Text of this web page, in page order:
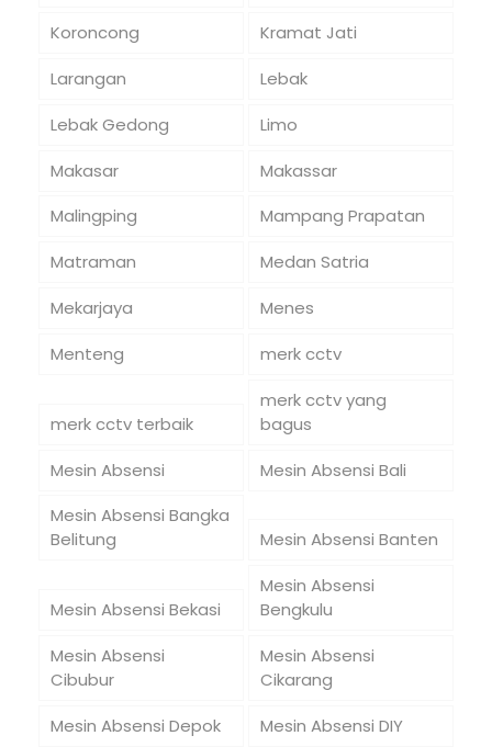
Koroncong
Kramat Jati
Larangan
Lebak
Lebak Gedong
Limo
Makasar
Makassar
Malingping
Mampang Prapatan
Matraman
Medan Satria
Mekarjaya
Menes
Menteng
merk cctv
merk cctv terbaik
merk cctv yang
bagus
Mesin Absensi
Mesin Absensi Bali
Mesin Absensi Bangka
Belitung
Mesin Absensi Banten
Mesin Absensi Bekasi
Mesin Absensi
Bengkulu
Mesin Absensi
Cibubur
Mesin Absensi
Cikarang
Mesin Absensi Depok
Mesin Absensi DIY